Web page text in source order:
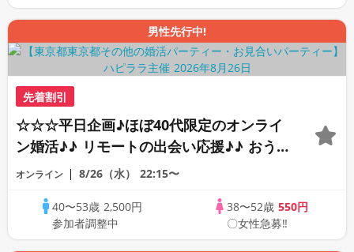
男性先行中!
先着割引
☆☆☆平日企画♪ほぼ40代限定のオンライ
ン婚活♪♪ リモートの出会い応援♪♪ おう
ちで乾杯しませんか♪♪ ☆全国の方が対象
PARTY!!
オンライン 8/26（水） 22:15〜
40〜53歳 2,500円
参加者調整中
38〜52歳 550円
〇女性急募‼